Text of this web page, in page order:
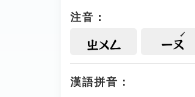
注音：
ㄓㄨㄥ ㄧㄡ
漢語拼音：